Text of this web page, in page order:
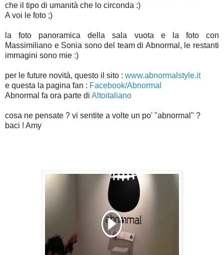
che il tipo di umanità che lo circonda :)
A voi le foto ;)
la foto panoramica della sala vuota e la foto con
Massimiliano e Sonia sono del team di Abnormal, le restanti
immagini sono mie :)
per le future novità, questo il sito : www.abnormalstyle.it
e questa la pagina fan : Facebook/Abnormal
Abnormal fa ora parte di Altoitaliano
cosa ne pensate ? vi sentite a volte un po' "abnormal" ?
baci ! Amy